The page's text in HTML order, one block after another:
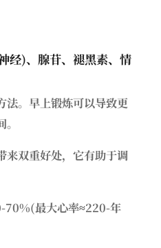
经)、腺苷、褪黑素、情
法。早上锻炼可以导致更
来双重好处，它有助于调
70%(最大心率≈220-年